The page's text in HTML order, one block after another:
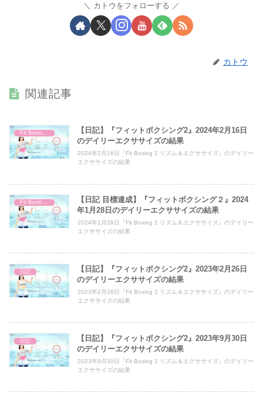
カトウをフォローする
カトウ
関連記事
Fit Boxing 2
【日記】『フィットボクシング2』2024年2月16日
のデイリーエクササイズの結果
2024年2月16日『Fit Boxing 2 リズム＆エクササイズ』のデイリー
エクササイズの結果
Fit Boxing 2
【日記 目標達成】『フィットボクシング２』2024
年1月28日のデイリーエクササイズの結果
2024年1月28日『Fit Boxing 2 リズム＆エクササイズ』のデイリー
エクササイズの結果
日記
【日記】『フィットボクシング2』2023年2月26日
のデイリーエクササイズの結果
2023年2月26日『Fit Boxing 2 リズム＆エクササイズ』のデイリー
エクササイズの結果
日記
【日記】『フィットボクシング2』2023年9月30日
のデイリーエクササイズの結果
2023年9月30日『Fit Boxing 2 リズム＆エクササイズ』のデイリー
エクササイズの結果